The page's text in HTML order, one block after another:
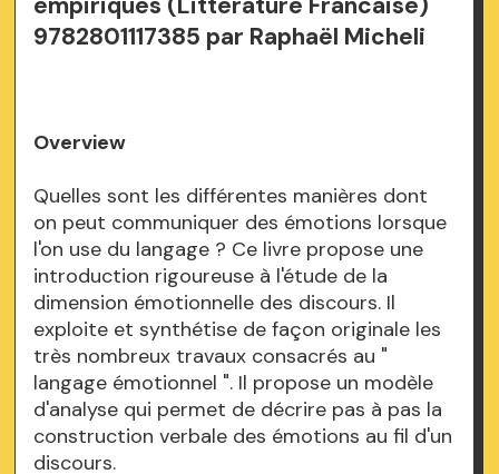
9782801117385 par Raphaël Micheli
Overview
Quelles sont les différentes manières dont
on peut communiquer des émotions lorsque
l'on use du langage ? Ce livre propose une
introduction rigoureuse à l'étude de la
dimension émotionnelle des discours. Il
exploite et synthétise de façon originale les
très nombreux travaux consacrés au "
langage émotionnel ". Il propose un modèle
d'analyse qui permet de décrire pas à pas la
construction verbale des émotions au fil d'un
discours.